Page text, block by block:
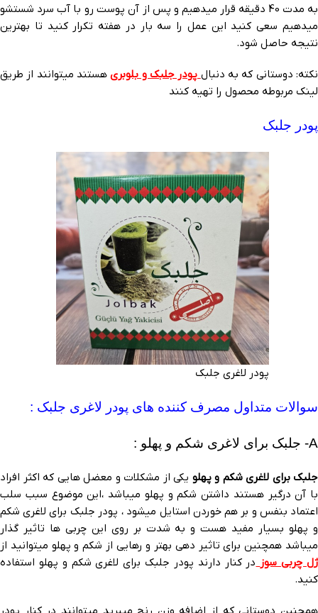
به مدت 40 دقیقه قرار میدهیم و پس از آن پوست رو با آب سرد شستشو
میدهیم سعی کنید این عمل را سه بار در هفته تکرار کنید تا بهترین
نتیجه حاصل شود.
نکته: دوستانی که به دنبالپودر جلبک و بلوبری هستند میتوانند از طریق
لینک مربوطه محصول را تهیه کنند
پودر جلبک
پودر لاغری جلبک
سوالات متداول مصرف کننده های پودر لاغری جلبک :
A- جلبک برای لاغری شکم و پهلو :
جلبک برای لاغری شکم و پهلو یکی از مشکلات و معضل هایی که اکثر افراد
با آن درگیر هستند داشتن شکم و پهلو میباشد ،این موضوع سبب سلب
اعتماد بنفس و بر هم خوردن استایل میشود ، پودر جلبک برای لاغری شکم
و پهلو بسیار مفید هست و به شدت بر روی این چربی ها تاثیر گذار
میباشد همچنین برای تاثیر دهی بهتر و رهایی از شکم و پهلو میتوانید از
ژل چربی سوز در کنار دارند پودر جلبک برای لاغری شکم و پهلو استفاده
کنید.